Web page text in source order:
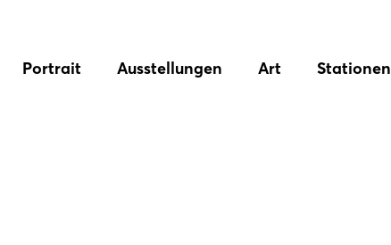
Portrait Ausstellungen Art Stationen